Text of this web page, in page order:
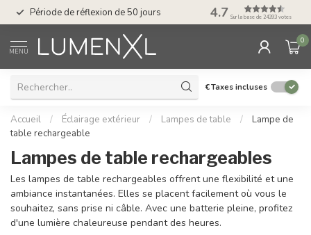
Période de réflexion de 50 jours Service : du lundi
17.00
4.7 Sur la base de 24393 votes
MENU
0
€Taxes incluses
Accueil / Éclairage extérieur / Lampes de table /
Lampe de
table rechargeable
Lampes de table rechargeables
Les lampes de table rechargeables offrent une flexibilité et une
ambiance instantanées. Elles se placent facilement où vous le
souhaitez, sans prise ni câble. Avec une batterie pleine, profitez
d'une lumière chaleureuse pendant des heures.